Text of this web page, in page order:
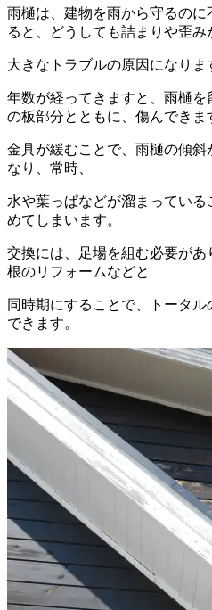
雨樋は、建物を雨から守るの
ると、どうしても詰まりや歪み
大きなトラブルの原因になりま
年数が経ってきますと、雨樋
の板部分とともに、傷んできま
金具が緩むことで、雨樋の傾斜
なり、常時、
水や葉っぱなどが溜まってい
めてしまいます。
交換には、足場を組む必要が
根のリフォームなどと
同時期にすることで、トータ
できます。